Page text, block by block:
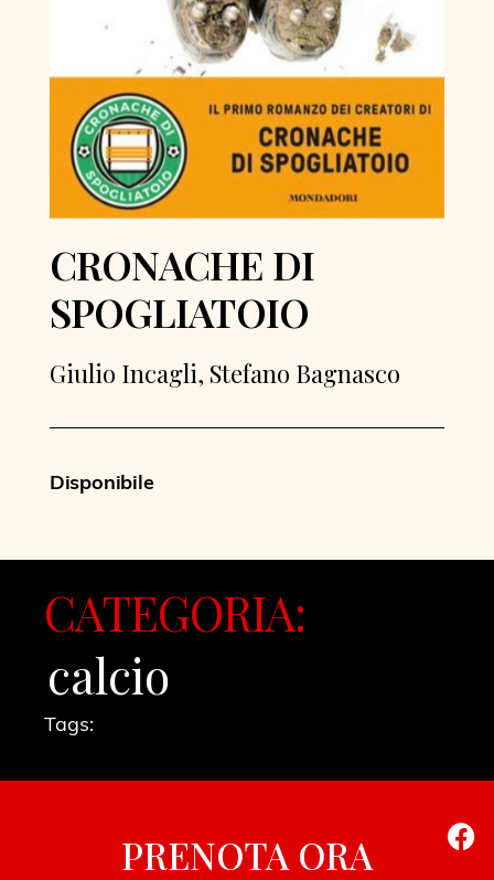
CRONACHE DI
SPOGLIATOIO
Giulio Incagli, Stefano Bagnasco
Disponibile
CATEGORIA:
calcio
Tags:
PRENOTA ORA